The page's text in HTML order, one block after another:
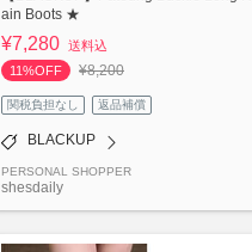
ain Boots ★
¥7,280 送料込
11%OFF
¥8,200
関税負担なし 返品補償
BLACKUP
PERSONAL SHOPPER
shesdaily